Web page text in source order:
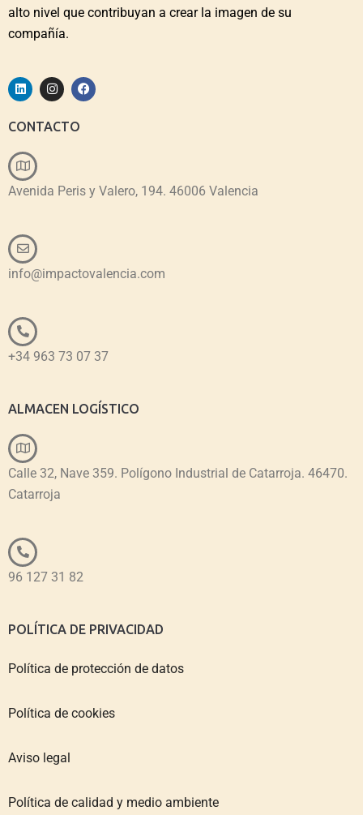
alto nivel que contribuyan a crear la imagen de su
compañía.
CONTACTO
Avenida Peris y Valero, 194. 46006 Valencia
info@impactovalencia.com
+34 963 73 07 37
ALMACEN LOGÍSTICO
Calle 32, Nave 359. Polígono Industrial de Catarroja. 46470.
Catarroja
96 127 31 82
POLÍTICA DE PRIVACIDAD
Política de protección de datos
Política de cookies
Aviso legal
Política de calidad y medio ambiente